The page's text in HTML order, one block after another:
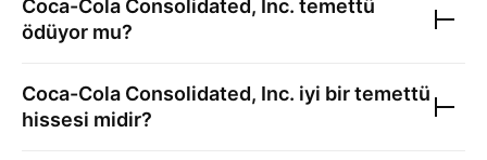
Coca-Cola Consolidated, Inc. temettü
ödüyor mu?
Coca-Cola Consolidated, Inc. iyi bir temettü
hissesi midir?